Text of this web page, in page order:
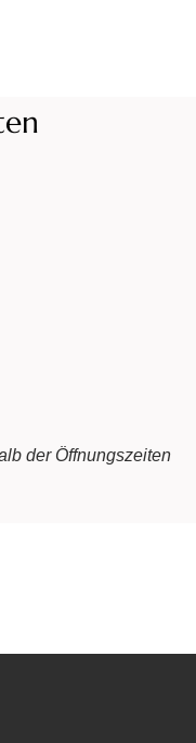
der Öffnungszeiten